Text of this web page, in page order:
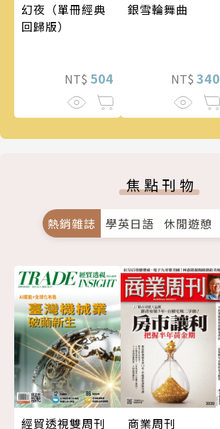
幻夜（單冊經典
回歸版）
NT$ 504
銀雪輪舞曲
NT$ 340
焦點刊物
熱銷雜誌 學英日語 休閒遊憩
經貿透視雙周刊
商業周刊